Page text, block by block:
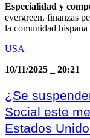
Especialidad y
evergreen, finanzas
la comunidad
USA
10/11/2025
20:21
¿Se
Social este
Estados